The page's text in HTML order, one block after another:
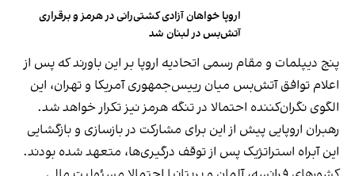
اروپا خواهان آزادی کشتی‌رانی در هرمز و برقراری
آتش‌بس در لبنان شد
پنج دیپلمات و مقام رسمی اتحادیه اروپا بر این باورند که پس از
اعلام توافق آتش‌بس میان رییس‌جمهوری آمریکا و تهران، این
الگوی نگران‌کننده احتمالا در تنگه هرمز نیز تکرار خواهد شد.
رهبران اروپایی پیش از این برای مشارکت در بازسازی و بازگشایی
این آبراه استراتژیک پس از توقف درگیری‌ها، متعهد شده بودند.